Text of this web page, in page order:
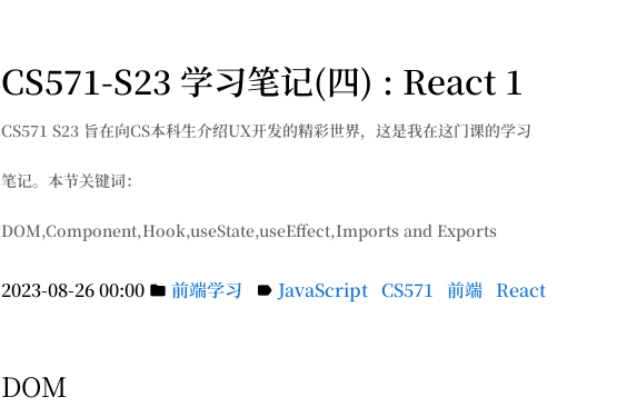
CS571-S23 学习笔记(四) : React 1
CS571 S23 旨在向CS本科生介绍UX开发的精彩世界，这是我在这门课的学习
笔记。本节关键词：
DOM,Component,Hook,useState,useEffect,Imports and Exports
2023-08-26 00:00 folder 前端学习 label JavaScript CS571 前端 React
DOM